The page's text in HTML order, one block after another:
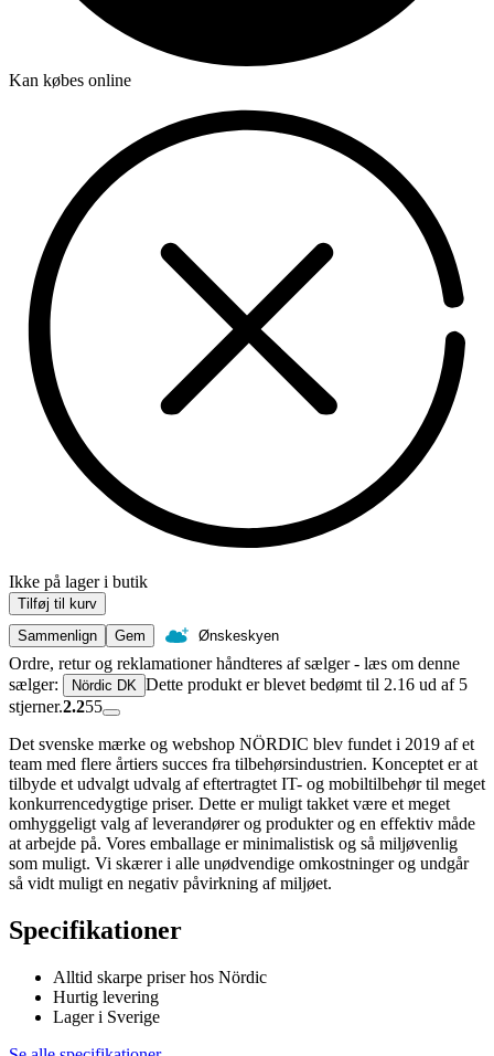
Kan købes online
Ikke på lager i butik
Tilføj til kurv
Sammenlign
Gem Ønskeskyen
Ordre, retur og reklamationer håndteres af sælger - læs om denne
sælger:
Nördic DK Dette produkt er blevet bedømt til 2.16 ud af 5
stjerner.2.255
Det svenske mærke og webshop NÖRDIC blev fundet i 2019 af et
team med flere årtiers succes fra tilbehørsindustrien. Konceptet er at
tilbyde et udvalgt udvalg af eftertragtet IT- og mobiltilbehør til meget
konkurrencedygtige priser. Dette er muligt takket være et meget
omhyggeligt valg af leverandører og produkter og en effektiv måde
at arbejde på. Vores emballage er minimalistisk og så miljøvenlig
som muligt. Vi skærer i alle unødvendige omkostninger og undgår
så vidt muligt en negativ påvirkning af miljøet.
Specifikationer
Alltid skarpe priser hos Nördic
Hurtig levering
Lager i Sverige